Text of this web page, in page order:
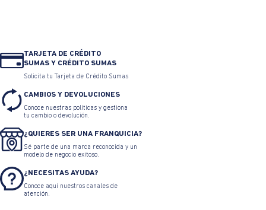
TARJETA DE CRÉDITO
SUMAS Y CRÉDITO SUMAS
Solicita tu Tarjeta de Crédito Sumas
CAMBIOS Y DEVOLUCIONES
Conoce nuestras políticas y gestiona
tu cambio o devolución.
¿QUIERES SER UNA FRANQUICIA?
Sé parte de una marca reconocida y un
modelo de negocio exitoso.
¿NECESITAS AYUDA?
Conoce aquí nuestros canales de
atención.